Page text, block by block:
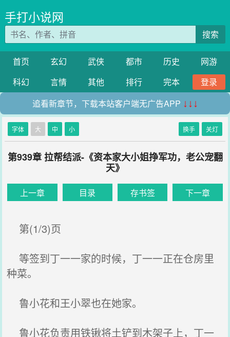
手打小说网
搜索
首页 玄幻 武侠 都市 历史
网游
科幻
言情 其他 排行 完本
登录
追看新章节，下载本站客户端无广告APP ↓↓↓
字体 大 中 小 换手 关灯
第939章 拉帮结派-《资本家大小姐挣军功，老公宠翻
天》
上一章 目录 存书签 下一章
第(1/3)页
等签到丁一一家的时候，丁一一正在仓房里
种菜。
鲁小花和王小翠也在她家。
鲁小花负责用铁锹将土铲到木架子上，丁一